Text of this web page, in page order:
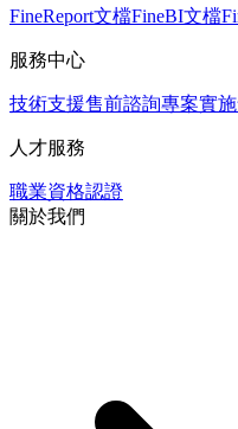
FineReport文檔FineBI文檔
服務中心
技術支援售前諮詢專案實施
人才服務
職業資格認證
關於我們